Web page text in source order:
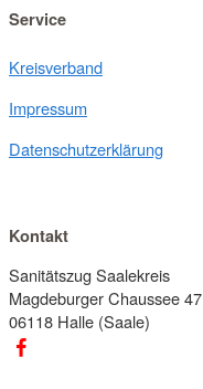
Service
Kreisverband
Impressum
Datenschutzerklärung
Kontakt
Sanitätszug Saalekreis
Magdeburger Chaussee 47
06118 Halle (Saale)